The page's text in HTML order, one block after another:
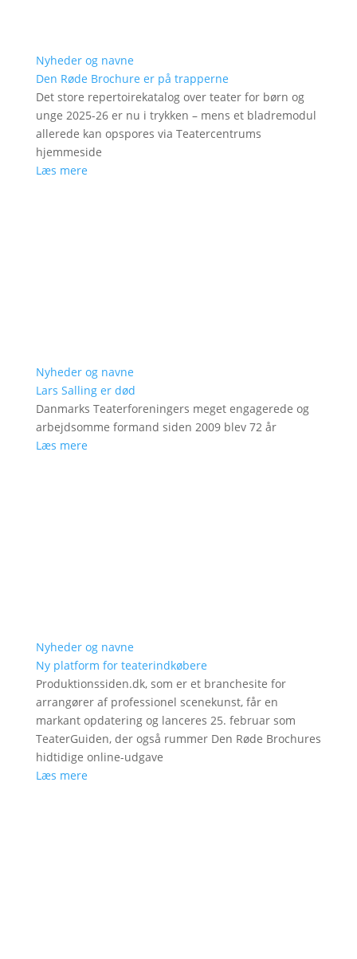
Nyheder og navne
Den Røde Brochure er på trapperne
Det store repertoirekatalog over teater for børn og
unge 2025-26 er nu i trykken – mens et bladremodul
allerede kan opspores via Teatercentrums
hjemmeside
Læs mere
Nyheder og navne
Lars Salling er død
Danmarks Teaterforeningers meget engagerede og
arbejdsomme formand siden 2009 blev 72 år
Læs mere
Nyheder og navne
Ny platform for teaterindkøbere
Produktionssiden.dk, som er et branchesite for
arrangører af professionel scenekunst, får en
markant opdatering og lanceres 25. februar som
TeaterGuiden, der også rummer Den Røde Brochures
hidtidige online-udgave
Læs mere